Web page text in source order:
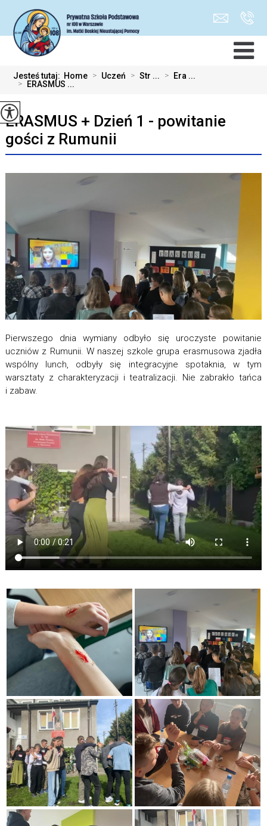
Jesteś tutaj: Home > Uczeń > Str ... > Era ...
> ERASMUS ...
ERASMUS + Dzień 1 - powitanie
gości z Rumunii
Pierwszego dnia wymiany odbyło się uroczyste powitanie
uczniów z Rumunii. W naszej szkole grupa erasmusowa zjadła
wspólny lunch, odbyły się integracyjne spotaknia, w tym
warsztaty z charakteryzacji i teatralizacji. Nie zabrakło tańca
i zabaw.